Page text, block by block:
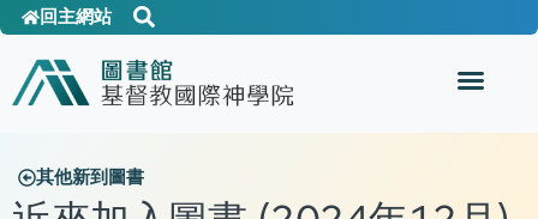
回主網站
其他新到圖書